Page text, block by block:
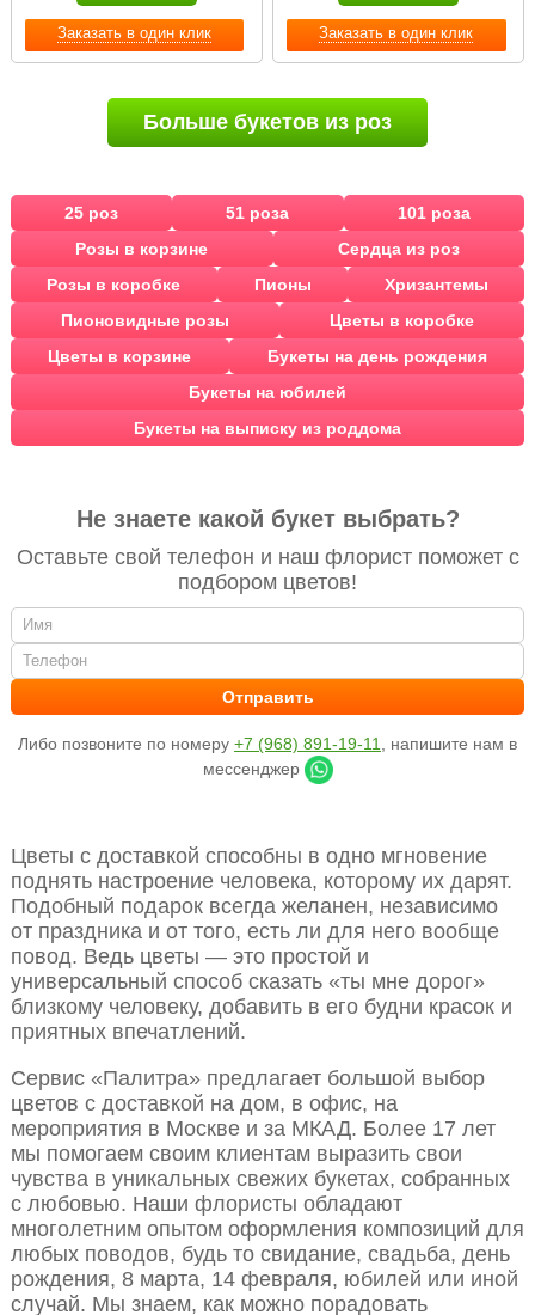
Заказать в один клик Заказать в один клик
Больше букетов из роз
25 роз 51 роза
101 роза
Розы в корзине
Сердца из роз
Розы в коробке
Пионы
Хризантемы
Пионовидные розы
Цветы в коробке
Цветы в корзине
Букеты на день рождения
Букеты на юбилей
Букеты на выписку из роддома
Не знаете какой букет выбрать?
Оставьте свой телефон и наш флорист поможет с
подбором цветов!
Либо позвоните по номеру +7 (968) 891-19-11
, напишите нам в
мессенджер
Цветы с доставкой способны в одно мгновение
поднять настроение человека, которому их дарят.
Подобный подарок всегда желанен, независимо
от праздника и от того, есть ли для него вообще
повод. Ведь цветы — это простой и
универсальный способ сказать «ты мне дорог»
близкому человеку, добавить в его будни красок и
приятных впечатлений.
Сервис «Палитра» предлагает большой выбор
цветов с доставкой на дом, в офис, на
мероприятия в Москве и за МКАД. Более 17 лет
мы помогаем своим клиентам выразить свои
чувства в уникальных свежих букетах, собранных
с любовью. Наши флористы обладают
многолетним опытом оформления композиций для
любых поводов, будь то свидание, свадьба, день
рождения, 8 марта, 14 февраля, юбилей или иной
случай. Мы знаем, как можно порадовать